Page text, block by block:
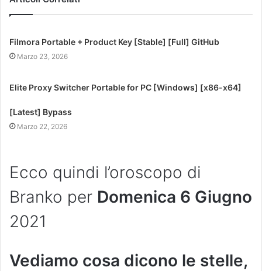
Filmora Portable + Product Key [Stable] [Full] GitHub
Marzo 23, 2026
Elite Proxy Switcher Portable for PC [Windows] [x86-x64]
[Latest] Bypass
Marzo 22, 2026
Ecco quindi l’oroscopo di
Branko per Domenica 6 Giugno
2021
Vediamo cosa dicono le stelle,